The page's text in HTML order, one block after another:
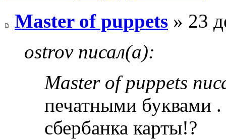
Master of рuppets » 23
ostrov писал(а):
Master of рuppets
печатными буквами .
сбербанка карты!?